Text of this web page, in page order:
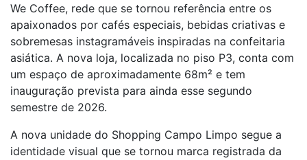
We Coffee, rede que se tornou referência entre os
apaixonados por cafés especiais, bebidas criativas e
sobremesas instagramáveis inspiradas na confeitaria
asiática. A nova loja, localizada no piso P3, conta com
um espaço de aproximadamente 68m² e tem
inauguração prevista para ainda esse segundo
semestre de 2026.
A nova unidade do Shopping Campo Limpo segue a
identidade visual que se tornou marca registrada da